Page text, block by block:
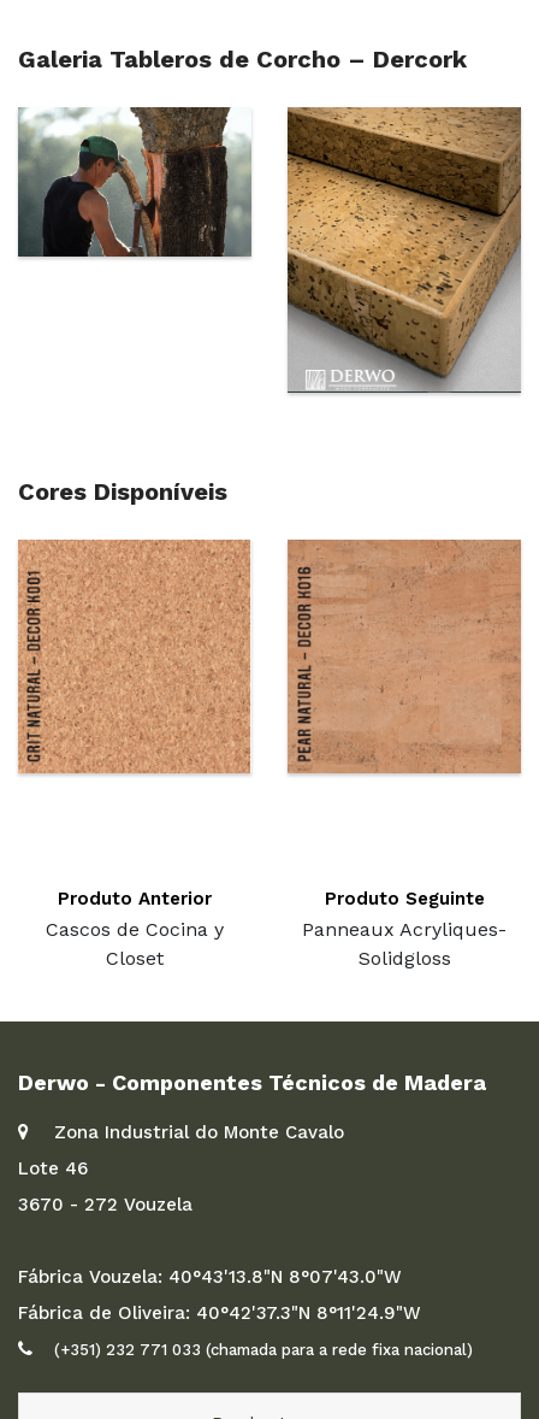
Galeria Tableros de Corcho – Dercork
Cores Disponíveis
Produto Anterior
Cascos de Cocina y
Closet
Produto Seguinte
Panneaux Acryliques-
Solidgloss
Derwo - Componentes Técnicos de Madera
Zona Industrial do Monte Cavalo
Lote 46
3670 - 272 Vouzela
Fábrica Vouzela: 40°43'13.8"N 8°07'43.0"W
Fábrica de Oliveira: 40°42'37.3"N 8°11'24.9"W
(+351) 232 771 033 (chamada para a rede fixa nacional)